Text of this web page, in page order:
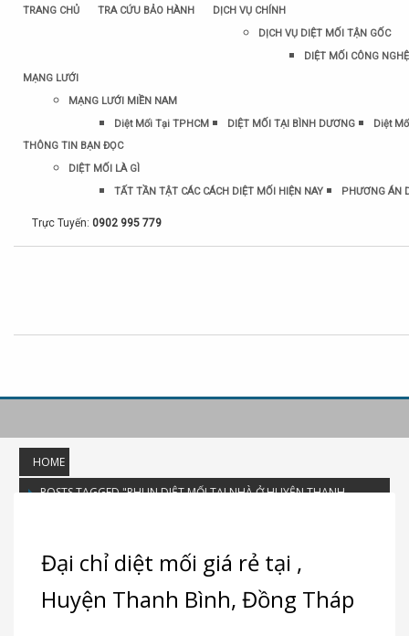
TRANG CHỦ TRA CỨU BẢO HÀNH
DỊCH VỤ CHÍNH
DỊCH VỤ DIỆT MỐI TẬN GỐC
DIỆT MỐI CÔNG
MẠNG LƯỚI
MẠNG LƯỚI MIỀN NAM
Diệt Mối Tại TPHCM
DIỆT MỐI TẠI BÌNH DƯƠNG
Diệt
THÔNG TIN BẠN ĐỌC
DIỆT MỐI LÀ GÌ
TẤT TẦN TẬT CÁC CÁCH DIỆT MỐI HIỆN NAY
PHƯƠNG ÁN
Trực Tuyến: 0902 995 779
HOME
POSTS TAGGED "PHUN DIỆT MỐI TẠI NHÀ Ở HUYỆN THANH
Tag: phun diệt mối tại nhà ở Huyện
Thanh Bình
Đại chỉ diệt mối giá rẻ tại ,
Huyện Thanh Bình, Đồng Tháp